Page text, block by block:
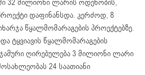
32 მილიონი ლარის ოდენობის,
დაფინანსდა. კერძოდ, 8
წყალმომარაგების პროექტებზე.
ტყვიავის წყალმომარაგების
ღირებულება 3 მილიონი ლარი
24 საათიანი